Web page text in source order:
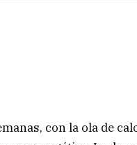
con la ola de